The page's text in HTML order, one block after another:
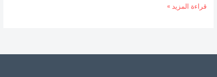
قراءة المزيد »